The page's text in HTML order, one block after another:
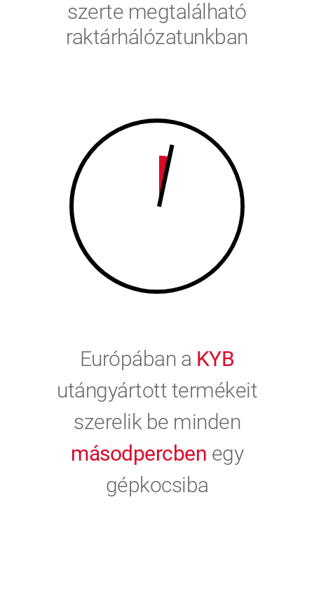
6
7
0
7
8
0
szerte megtalálható
raktárhálózatunkban
Európában a KYB
utángyártott termékeit
szerelik be minden
másodpercben egy
gépkocsiba